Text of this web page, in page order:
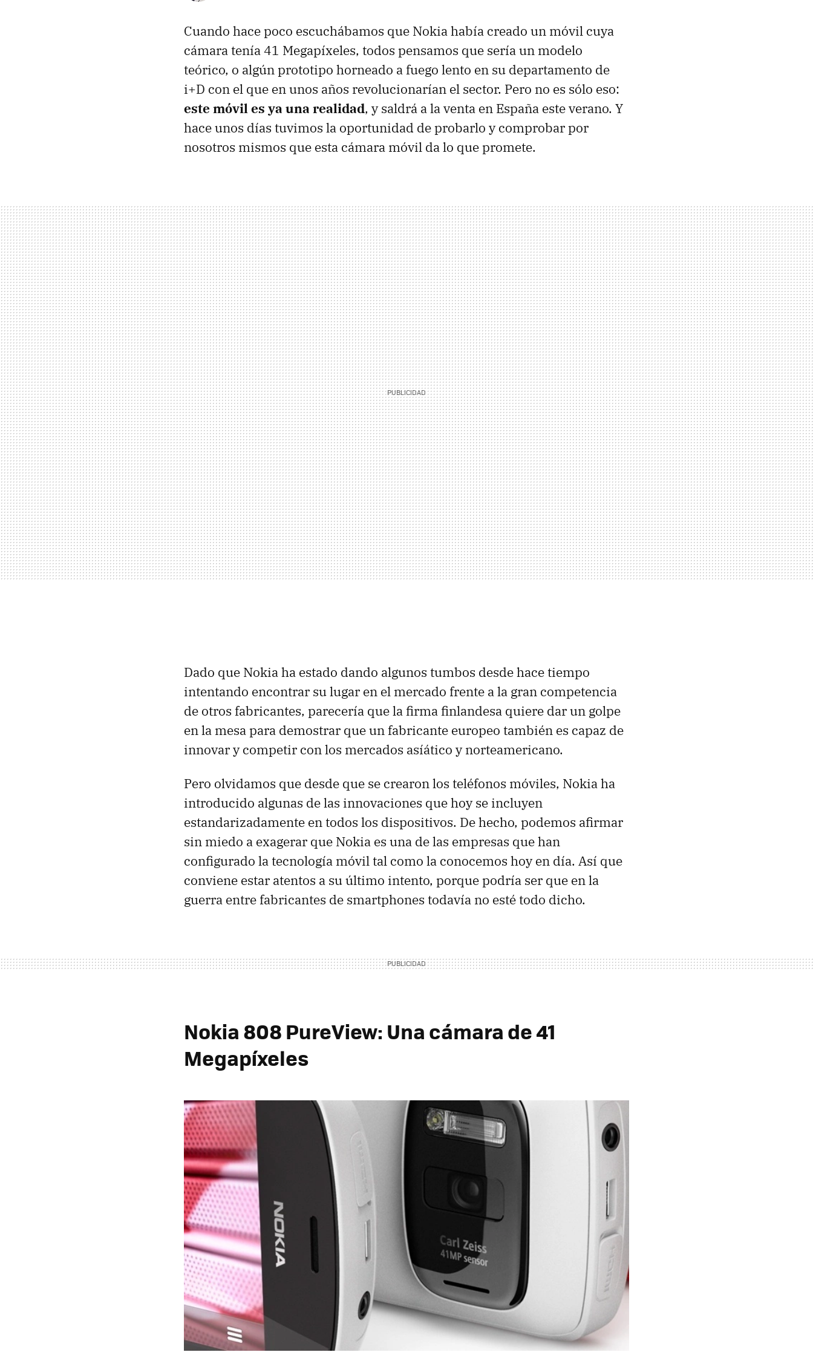
Cuando hace poco escuchábamos que Nokia había creado un móvil cuya
cámara tenía 41 Megapíxeles, todos pensamos que sería un modelo
teórico, o algún prototipo horneado a fuego lento en su departamento de
i+D con el que en unos años revolucionarían el sector. Pero no es sólo eso:
este móvil es ya una realidad, y saldrá a la venta en España este verano. Y
hace unos días tuvimos la oportunidad de probarlo y comprobar por
nosotros mismos que esta cámara móvil da lo que promete.
Dado que Nokia ha estado dando algunos tumbos desde hace tiempo
intentando encontrar su lugar en el mercado frente a la gran competencia
de otros fabricantes, parecería que la firma finlandesa quiere dar un golpe
en la mesa para demostrar que un fabricante europeo también es capaz de
innovar y competir con los mercados asíático y norteamericano.
Pero olvidamos que desde que se crearon los teléfonos móviles, Nokia ha
introducido algunas de las innovaciones que hoy se incluyen
estandarizadamente en todos los dispositivos. De hecho, podemos afirmar
sin miedo a exagerar que Nokia es una de las empresas que han
configurado la tecnología móvil tal como la conocemos hoy en día. Así que
conviene estar atentos a su último intento, porque podría ser que en la
guerra entre fabricantes de smartphones todavía no esté todo dicho.
Nokia 808 PureView: Una cámara de 41
Megapíxeles